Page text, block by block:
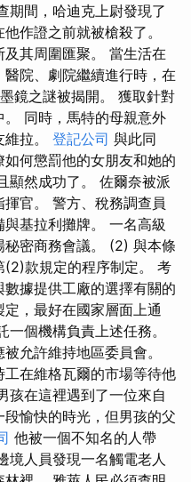
期間，哈迪克上尉發現了
作證之前就被槍殺了。
其周圍匯聚。 當生活在
院、劇院繼續進行時，在
鏡之謎被揭開。 獲取針對
同時，馬特的母親意外
拉。 登記公司 與此同
何懲罰他的女朋友和她的
顯然成功了。 佐爾奈被派
官。 警方、稅務調查員
基拉利攤牌。 一名高級
密商務會議。 (2) 與本條
(2)款規定的程序制定。 考
據提供工廠的選擇有關的
，最好在國家層面上通
個機構負責上述任務。
允許維持地區委員會。
在維格瓦爾的市場等待他
孩在這裡遇到了一位來自
愉快的時光，但男孩的父
他被一個不知名的人帶
境人員發現一名觸電老人